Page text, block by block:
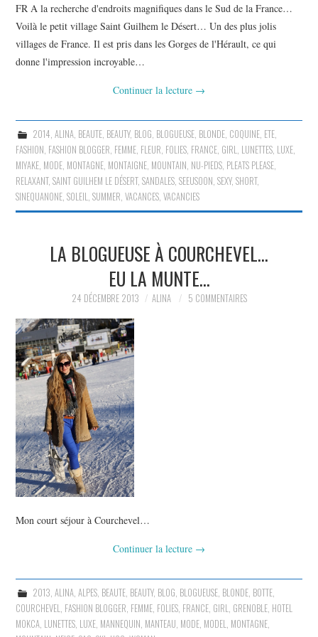
FR A la recherche d'endroits magnifiques dans le Sud de la France…
Voilà le petit village Saint Guilhem le Désert… Un des plus jolis
villages de France. Il est pris dans les Gorges de l'Hérault, ce qui
donne l'impression incroyable…
Continuer la lecture →
2014 ALINA, BEAUTE, BEAUTY, BLOG BLOGUEUSE, BLONDE, COQUINE, ETE,
FASHION FASHION BLOGGER FEMME FLEUR FOLIES FRANCE GIRL LUNETTES LUXE
MIYAKE MODE MONTAGNE MONTAIGNE MOUNTAIN NU-PIEDS PLEATS PLEASE
RELAXANT,SAINT GUILHEM LE DÉSERT,SANDALES ,SEEUSOON ,SEXY,SHORT,
SINEQUANONE ,SOLEIL ,SUMMER ,VACANCES ,VACANCIES
LA BLOGUEUSE À COURCHEVEL…
EU LA MUNTE…
24 DÉCEMBRE 2013 ALINA 5 COMMENTAIRES
Mon court séjour à Courchevel…
Continuer la lecture →
2013 ALINA, ALPES, BEAUTE, BEAUTY, BLOG BLOGUEUSE, BLONDE, BOTTE,
COURCHEVEL FASHION BLOGGER FEMME FOLIES FRANCE GIRL GRENOBLE HOTEL
MOKCA LUNETTES LUXE MANNEQUIN MANTEAU MODE MODEL MONTAGNE